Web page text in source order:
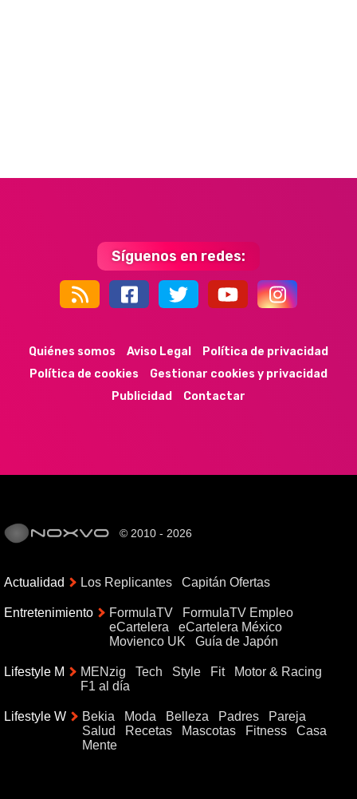
Síguenos en redes:
44k 9k 35k 352
Quiénes somos Aviso Legal
Política de privacidad
Política de cookies
Gestionar cookies y privacidad
Publicidad
Contactar
© 2010 - 2026
Actualidad Los Replicantes Capitán Ofertas
Entretenimiento FormulaTV
FormulaTV Empleo
eCartelera
eCartelera México
Movienco UK
Guía de Japón
Lifestyle M MENzig Tech Style Fit
Motor & Racing
F1 al día
Lifestyle W Bekia Moda Belleza Padres
Pareja
Salud
Recetas Mascotas Fitness
Casa
Mente